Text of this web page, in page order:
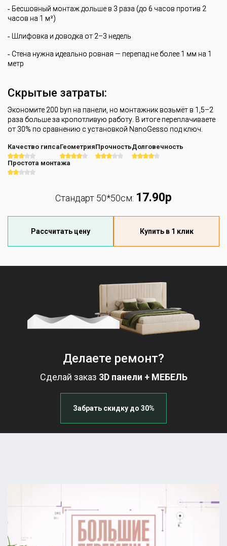
‐ Бесшовный монтаж дольше в 3 раза (до 6 часов против 2
часов на 1 м²)
‐ Шлифовка и доводка от 2–3 недель
‐ Стена нужна идеально ровная — перепад не более 1 мм на 1
метр
Скрытые затраты:
Экономите 200 byn на панели, но монтажник возьмёт в 1,5–2
раза больше за кропотливую работу. В итоге переплачиваете
от 30% по сравнению с установкой NanoGesso под ключ.
Качество гипсаГеометрияПрочностьДолговечность
Простота монтажа
Стандарт 50*50см: 17.90р
Рассчитать цену Купить в 1 клик
Делаете ремонт?
Сделай заказ 3D панели + МЕБЕЛЬ
Забрать скидку до 30%